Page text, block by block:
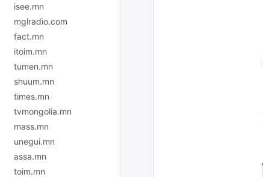
isee.mn
mglradio.com
fact.mn
itoim.mn
tumen.mn
shuum.mn
times.mn
tvmongolia.mn
mass.mn
unegui.mn
assa.mn
toim.mn